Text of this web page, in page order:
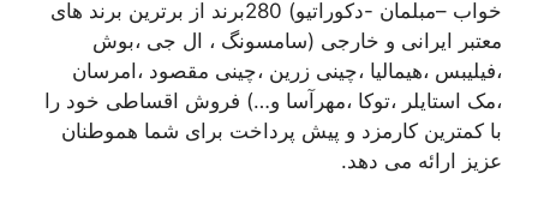
خواب –مبلمان -دکوراتیو) 280برند از برترین برند های
معتبر ایرانی و خارجی (سامسونگ ، ال جی ،بوش
،فیلیبس ،هیمالیا ،چینی زرین ،چینی مقصود ،امرسان
،مک استایلر ،توکا ،مهرآسا و…) فروش اقساطی خود را
با کمترین کارمزد و پیش پرداخت برای شما هموطنان
عزیز ارائه می دهد.